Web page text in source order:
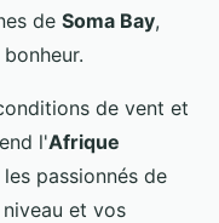
de Soma Bay,
de vent et
l'Afrique
passionnés de
et vos